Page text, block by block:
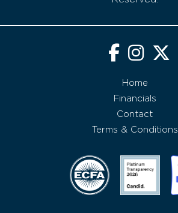
Home
Financials
Contact
Terms & Conditions